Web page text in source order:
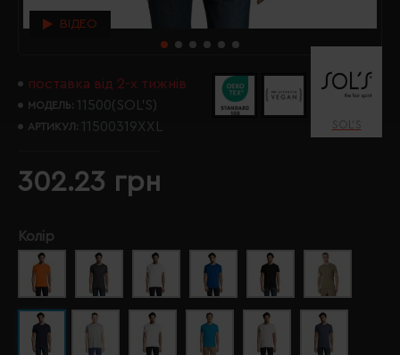
ВІДЕО
поставка від 2-х тижнів
МОДЕЛЬ: 11500(SOL’S)
АРТИКУЛ: 11500319XXL SOL’S
302.23 грн
Колір